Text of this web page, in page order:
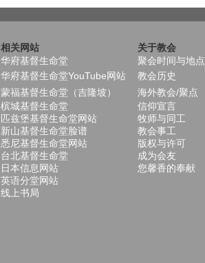
相关网站 关于教会
华府基督生命堂 聚会时间与地点
华府基督生命堂YouTube网站 教会历史
蒙福基督生命堂（吉隆坡） 海外教会/聚点
槟城基督生命堂
信仰宣言
匹兹堡基督生命堂网站 牧师与同工
新山基督生命堂脸谱
教会事工
悉尼基督生命堂网站
版权与许可
台北基督生命堂
成为会友
日本信息网站
您馨香的奉献
英语分堂网站
线上书局